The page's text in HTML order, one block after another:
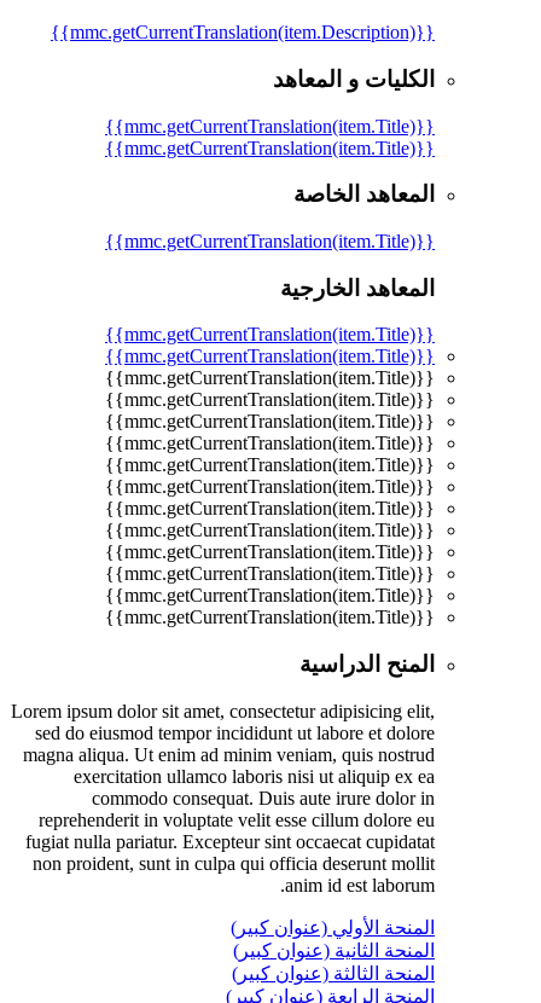
{{mmc.getCurrentTranslation(item.Description)}}
الكليات و المعاهد
{{mmc.getCurrentTranslation(item.Title)}}
{{mmc.getCurrentTranslation(item.Title)}}
المعاهد الخاصة
{{mmc.getCurrentTranslation(item.Title)}}
المعاهد الخارجية
{{mmc.getCurrentTranslation(item.Title)}}
{{mmc.getCurrentTranslation(item.Title)}}
{{mmc.getCurrentTranslation(item.Title)}}
{{mmc.getCurrentTranslation(item.Title)}}
{{mmc.getCurrentTranslation(item.Title)}}
{{mmc.getCurrentTranslation(item.Title)}}
{{mmc.getCurrentTranslation(item.Title)}}
{{mmc.getCurrentTranslation(item.Title)}}
{{mmc.getCurrentTranslation(item.Title)}}
{{mmc.getCurrentTranslation(item.Title)}}
{{mmc.getCurrentTranslation(item.Title)}}
{{mmc.getCurrentTranslation(item.Title)}}
{{mmc.getCurrentTranslation(item.Title)}}
{{mmc.getCurrentTranslation(item.Title)}}
المنح الدراسية
Lorem ipsum dolor sit amet, consectetur adipisicing elit,
sed do eiusmod tempor incididunt ut labore et dolore
magna aliqua. Ut enim ad minim veniam, quis nostrud
exercitation ullamco laboris nisi ut aliquip ex ea
commodo consequat. Duis aute irure dolor in
reprehenderit in voluptate velit esse cillum dolore eu
fugiat nulla pariatur. Excepteur sint occaecat cupidatat
non proident, sunt in culpa qui officia deserunt mollit
anim id est laborum.
المنحة الأولي (عنوان كبير)
المنحة الثانية (عنوان كبير)
المنحة الثالثة (عنوان كبير)
المنحة الرابعة (عنوان كبير)